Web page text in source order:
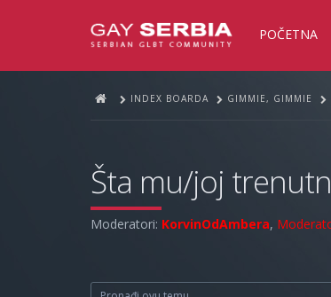
POČETNA
INDEX BOARDA GIMMIE, GIMMIE
Šta mu/joj
Moderatori: KorvinOdAmbera,